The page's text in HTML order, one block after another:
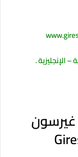
– الإنجليزية.